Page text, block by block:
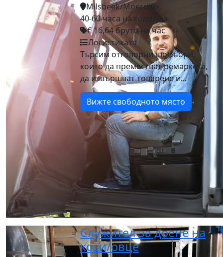
Milsbeek/Moerdijk
40-60 часа на седмица
€ 16,64 бруто на час
Логистиката
Търсим отговорни шофьори,
които да преместват ремаркета,
да извършват товарене и...
Вижте свободното място
Служител за доене на
кози/овце